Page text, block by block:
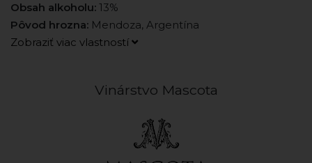
Obsah alkoholu: 13%
Pôvod hrozna: Mendoza, Argentína
Zobraziť viac vlastností
Vinárstvo Mascota